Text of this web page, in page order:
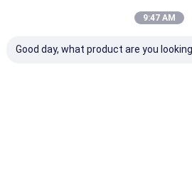
9:47 AM
Good day, what product are you